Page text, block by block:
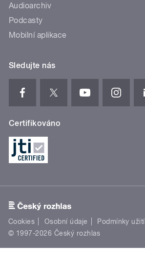
Audioarchiv
Podcasty
Mobilní aplikace
Sledujte nás
Certifikováno
Cookies Osobní údaje Podmínky užití
© 1997-2026 Český rozhlas